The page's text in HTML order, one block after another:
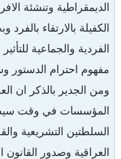
الديمقراطية وتنشئة
الكفيلة بالارتقاء
الفردية والجماعية
مفهوم احترام الدستور
ومن الجدير بالذكر ان
المؤسسات في وقت
السلطتين التشريعية